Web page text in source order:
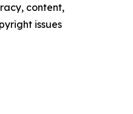
content,
issues